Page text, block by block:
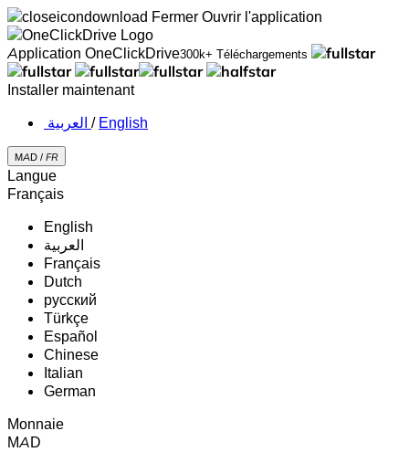
Fermer Ouvrir l'application
Application OneClickDrive300k+ Téléchargements
Installer maintenant
‏العربية ‏ / English
MAD / FR
Langue
Français
English
‏العربية‏
Français
Dutch
русский
Türkçe
Español
Chinese
Italian
German
Monnaie
MAD